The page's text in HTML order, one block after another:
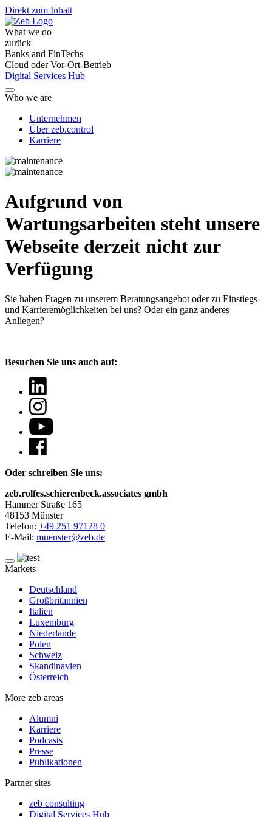
Direkt zum Inhalt
What we do
zurück
Banks and FinTechs
Cloud oder Vor-Ort-Betrieb
Digital Services Hub
Who we are
Unternehmen
Über zeb.control
Karriere
Aufgrund von
Wartungsarbeiten steht unsere
Webseite derzeit nicht zur
Verfügung
Sie haben Fragen zu unserem Beratungsangebot oder zu Einstiegs-
und Karrieremöglichkeiten bei uns? Oder ein ganz anderes
Anliegen?
Besuchen Sie uns auch auf:
Oder schreiben Sie uns:
zeb.rolfes.schierenbeck.associates gmbh
Hammer Straße 165
48153 Münster
Telefon: +49 251 97128 0
E-Mail: muenster@zeb.de
Markets
Deutschland
Großbritannien
Italien
Luxemburg
Niederlande
Polen
Schweiz
Skandinavien
Österreich
More zeb areas
Alumni
Karriere
Podcasts
Presse
Publikationen
Partner sites
zeb consulting
Digital Services Hub